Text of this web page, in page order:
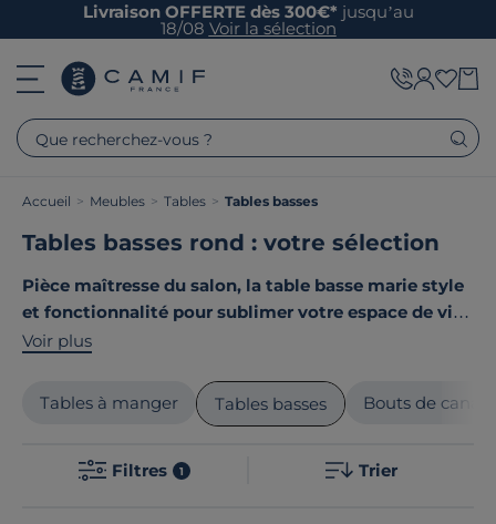
Livraison OFFERTE dès 300€* jusqu’au
18/08 Voir la sélection
Que recherchez-vous ?
Accueil > Meubles > Tables > Tables basses
Tables basses rond : votre sélection
Pièce maîtresse du salon, la table basse marie style
et fonctionnalité pour sublimer votre espace de vie
Découvrez notre collection aux multiples facettes :
massif, le verre ou le métal, formes variées du rond au
rectangulaire. Nos tables allient esthétique
rangement intégrées, des plateaux relevables ou des
Voir plus
Tables à manger Tables basses Bouts de
Filtres 1 Trier